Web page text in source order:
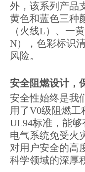
外，该系列产品
黄色和蓝色三种
（火线L）、一
N），色彩标识
风险。
安全阻燃设计，
安全性始终是我
用了V0级阻燃
UL94标准，能
电气系统免受火
对用户安全的高
科学领域的深厚